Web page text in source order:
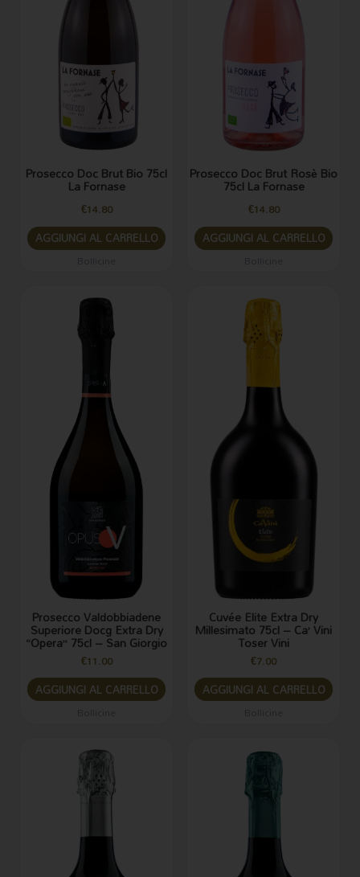
Prosecco Doc Brut Bio 75cl
La Fornase
€14.80
AGGIUNGI AL CARRELLO
Prosecco Doc Brut Rosè Bio
75cl La Fornase
€14.80
AGGIUNGI AL CARRELLO
Prosecco Valdobbiadene
Superiore Docg Extra Dry
“Opera” 75cl – San Giorgio
€11.00
AGGIUNGI AL CARRELLO
Cuvée Elite Extra Dry
Millesimato 75cl – Ca’ Vini
Toser Vini
€7.00
AGGIUNGI AL CARRELLO